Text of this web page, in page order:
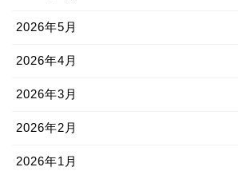
2026年5月
2026年4月
2026年3月
2026年2月
2026年1月